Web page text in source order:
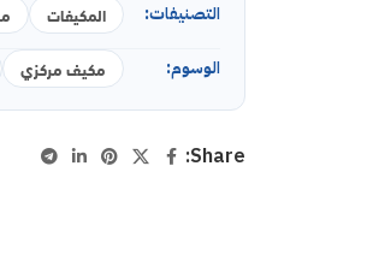
التصنيفات: المكيفات
الوسوم: مكيف مركزي
Share: